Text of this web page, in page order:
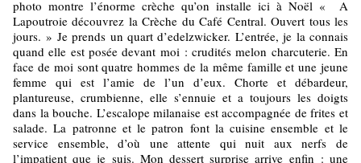
photo montre l’énorme crèche qu’on installe ici à Noël « A
Lapoutroie découvrez la Crèche du Café Central. Ouvert tous les
jours. » Je prends un quart d’edelzwicker. L’entrée, je la connais
quand elle est posée devant moi : crudités melon charcuterie. En
face de moi sont quatre hommes de la même famille et une jeune
femme qui est l’amie de l’un d’eux. Chorte et débardeur,
plantureuse, crumbienne, elle s’ennuie et a toujours les doigts
dans la bouche. L’escalope milanaise est accompagnée de frites et
salade. La patronne et le patron font la cuisine ensemble et le
service ensemble, d’où une attente qui nuit aux nerfs de
l’impatient que je suis. Mon dessert surprise arrive enfin : une